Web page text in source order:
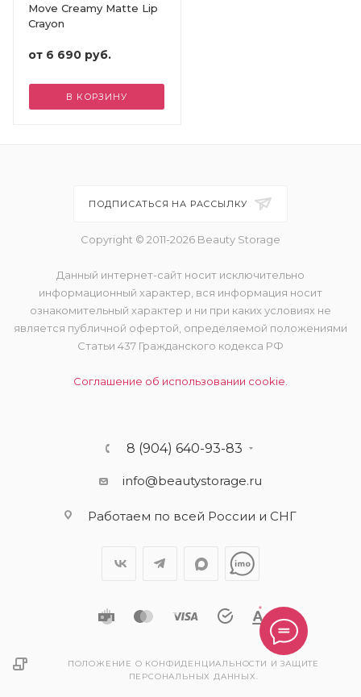
Move Creamy Matte Lip
Crayon
от 6 690 руб.
В КОРЗИНУ
ПОДПИСАТЬСЯ НА РАССЫЛКУ
Copyright © 2011-2026 Beauty Storage
Данный интернет-сайт носит исключительно
информационный характер, вся информация носит
ознакомительный характер и ни при каких условиях не
является публичной офертой, определяемой положениями
Статьи 437 Гражданского кодекса РФ
Соглашение об использовании cookie.
8 (904) 640-93-83
info@beautystorage.ru
Работаем по всей России и СНГ
ПОЛОЖЕНИЕ О КОНФИДЕНЦИАЛЬНОСТИ И ЗАЩИТЕ
ПЕРСОНАЛЬНЫХ ДАННЫХ.